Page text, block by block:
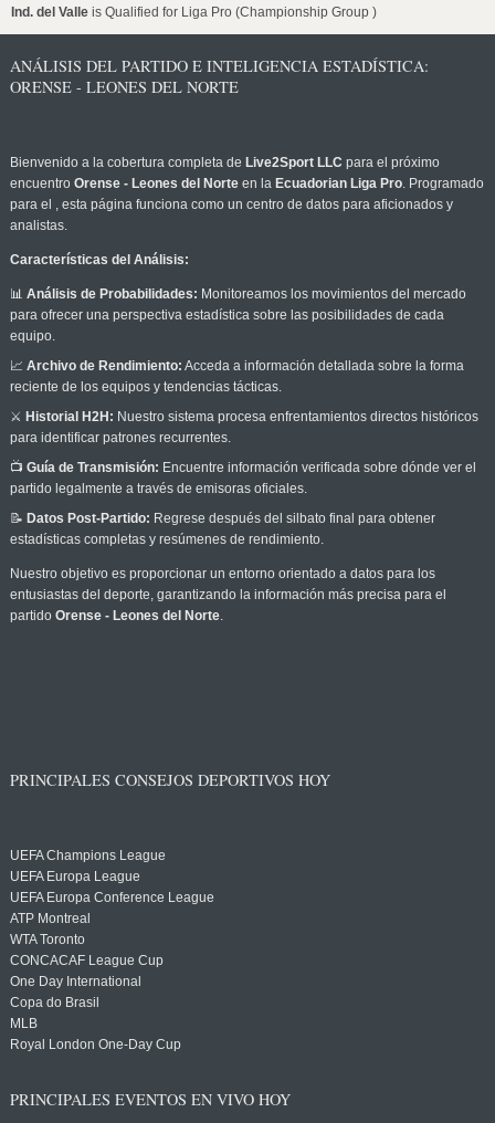
Ind. del Valleis Qualified for Liga Pro (Championship Group )
ANÁLISIS DEL PARTIDO E INTELIGENCIA ESTADÍSTICA:
ORENSE - LEONES DEL NORTE
Bienvenido a la cobertura completa de Live2Sport LLC para el próximo
encuentro Orense - Leones del Norteen la Ecuadorian Liga Pro. Programado
para el , esta página funciona como un centro de datos para aficionados y
analistas.
Características del Análisis:
📊 Análisis de Probabilidades: Monitoreamos los movimientos del mercado
para ofrecer una perspectiva estadística sobre las posibilidades de cada
equipo.
📈 Archivo de Rendimiento: Acceda a información detallada sobre la forma
reciente de los equipos y tendencias tácticas.
⚔️ Historial H2H: Nuestro sistema procesa enfrentamientos directos históricos
para identificar patrones recurrentes.
📺 Guía de Transmisión: Encuentre información verificada sobre dónde ver el
partido legalmente a través de emisoras oficiales.
📝 Datos Post-Partido: Regrese después del silbato final para obtener
estadísticas completas y resúmenes de rendimiento.
Nuestro objetivo es proporcionar un entorno orientado a datos para los
entusiastas del deporte, garantizando la información más precisa para el
partido Orense - Leones del Norte.
PRINCIPALES CONSEJOS DEPORTIVOS HOY
UEFA Champions League
UEFA Europa League
UEFA Europa Conference League
ATP Montreal
WTA Toronto
CONCACAF League Cup
One Day International
Copa do Brasil
MLB
Royal London One-Day Cup
PRINCIPALES EVENTOS EN VIVO HOY